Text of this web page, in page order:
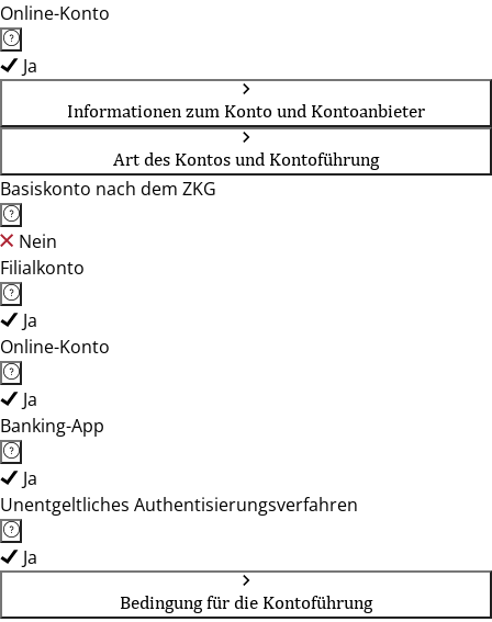
Online-Konto
Ja
Informationen zum Konto und Kontoanbieter
Art des Kontos und Kontoführung
Basiskonto nach dem ZKG
Nein
Filialkonto
Ja
Online-Konto
Ja
Banking-App
Ja
Unentgeltliches Authentisierungsverfahren
Ja
Bedingung für die Kontoführung